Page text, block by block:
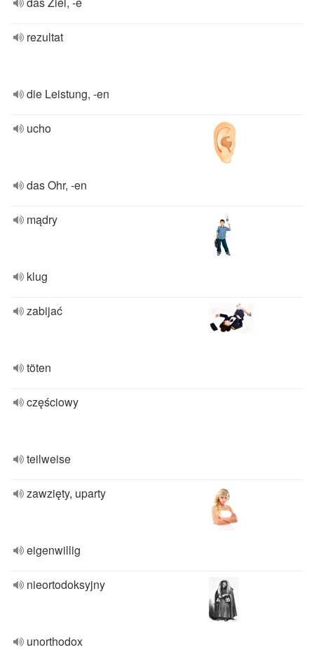
rezultat
die Leistung, -en
ucho
das Ohr, -en
mądry
klug
zabijać
töten
częściowy
teilweise
zawzięty, uparty
eigenwillig
nieortodoksyjny
unorthodox